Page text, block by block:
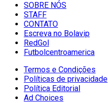
SOBRE NÓS
STAFF
CONTATO
Escreva no Bolavip
RedGol
Futbolcentroamerica
Termos e Condições
Políticas de privacidade
Política Editorial
Ad Choices